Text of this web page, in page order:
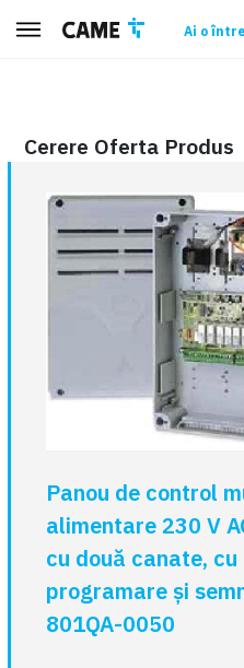
Ai o
Cerere Oferta Produs
Panou de control
alimentare 230 V
cu două canate,
programare și
801QA-0050